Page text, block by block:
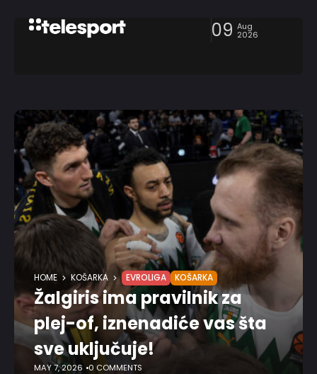
09 Aug
2026
HOME KOŠARKA EVROLIGA KOŠARKA
Žalgiris ima pravilnik za
plej-of, iznenadiće vas šta
sve uključuje!
MAY 7, 2026 0 COMMENTS